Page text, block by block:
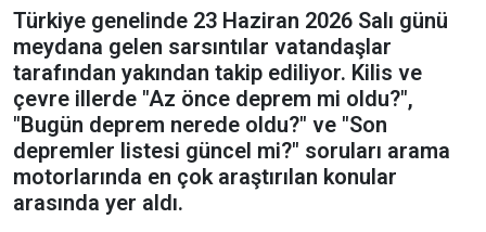
Türkiye genelinde 23 Haziran 2026 Salı günü
meydana gelen sarsıntılar vatandaşlar
tarafından yakından takip ediliyor. Kilis ve
çevre illerde "Az önce deprem mi oldu?",
"Bugün deprem nerede oldu?" ve "Son
depremler listesi güncel mi?" soruları arama
motorlarında en çok araştırılan konular
arasında yer aldı.